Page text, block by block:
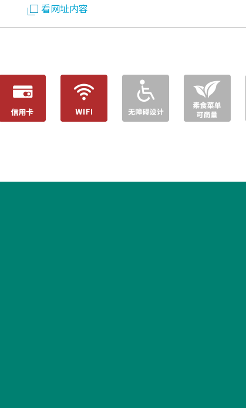
看网址内容